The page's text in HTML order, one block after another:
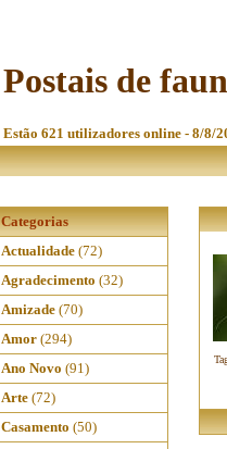
Postais de
Estão 621 utilizadores online - 8/8/
Categorias
Actualidade (72)
Agradecimento (32)
Amizade (70)
Amor (294)
Ano Novo (91)
Arte (72)
Casamento (50)